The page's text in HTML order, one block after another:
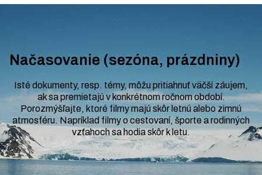
Načasovanie (sezóna, prázdniny)
Isté dokumenty, resp. témy, môžu pritiahnuť väčší záujem,
ak sa premietajú v konkrétnom ročnom období.
Porozmýšľajte, ktoré filmy majú skôr letnú alebo zimnú
atmosféru. Napríklad filmy o cestovaní, športe a rodinných
vzťahoch sa hodia skôr k letu.